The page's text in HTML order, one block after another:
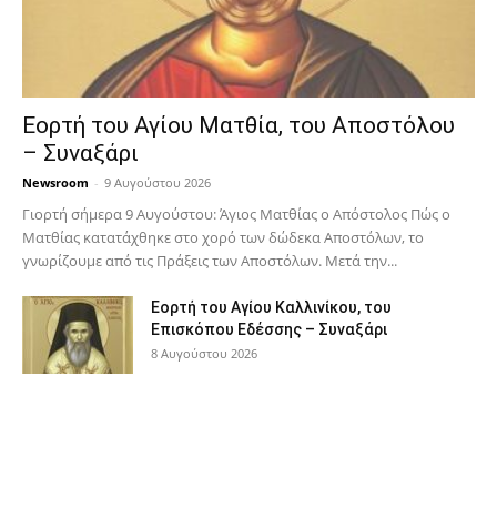
Εορτή του Αγίου Ματθία, του Αποστόλου
– Συναξάρι
Newsroom - 9 Αυγούστου 2026
Γιορτή σήμερα 9 Αυγούστου: Άγιος Ματθίας ο Απόστολος Πώς ο
Ματθίας κατατάχθηκε στο χορό των δώδεκα Αποστόλων, το
γνωρίζουμε από τις Πράξεις των Αποστόλων. Μετά την...
Εορτή του Αγίου Καλλινίκου, του
Επισκόπου Εδέσσης – Συναξάρι
8 Αυγούστου 2026